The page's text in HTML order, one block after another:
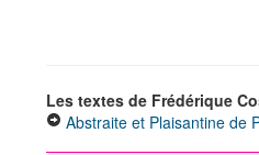
Les textes de Frédérique
Abstraite et Plaisantine de